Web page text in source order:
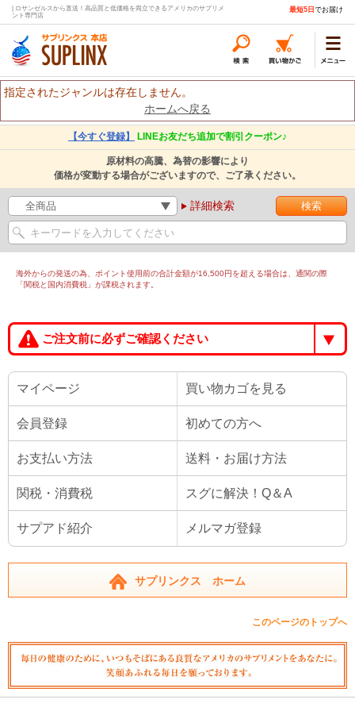
| ロサンゼルスから直送！高品質と低価格を両立できるアメリカのサプリメ
ント専門店
最短5日 でお届け
指定されたジャンルは存在しません。
ホームへ戻る
【今すぐ登録】 LINEお友だち追加で割引クーポン♪
原材料の高騰、為替の影響により
価格が変動する場合がございますので、ご了承ください。
詳細検索
海外からの発送の為、ポイント使用前の合計金額が16,500円を超える場合は、通関の際
「関税と国内消費税」が課税されます。
ご注文前に必ずご確認ください
マイページ 買い物カゴを見る
会員登録 初めての方へ
お支払い方法 送料・お届け方法
関税・消費税 スグに解決！Q＆A
サプアド紹介 メルマガ登録
サプリンクス ホーム
このページのトップへ